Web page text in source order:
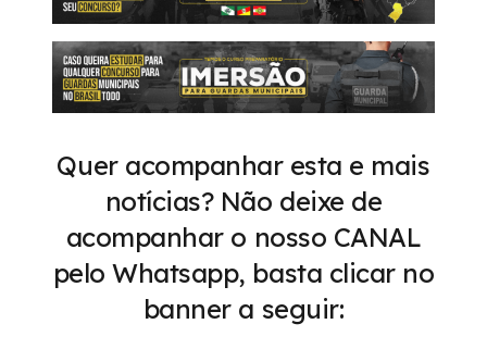
Quer acompanhar esta e mais
notícias? Não deixe de
acompanhar o nosso CANAL
pelo Whatsapp, basta clicar no
banner a seguir: